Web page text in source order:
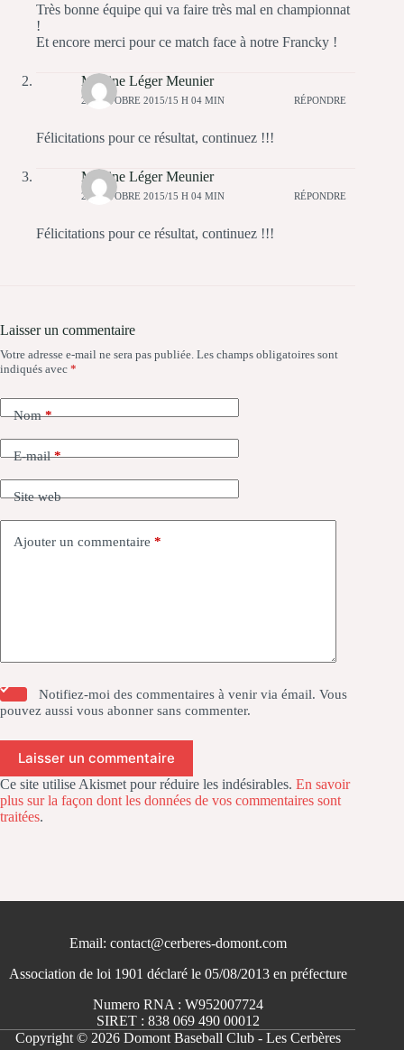
Très bonne équipe qui va faire très mal en championnat
!
Et encore merci pour ce match face à notre Francky !
Martine Léger Meunier
20 OCTOBRE 2015/15 H 04 MIN RÉPONDRE
Félicitations pour ce résultat, continuez !!!
Martine Léger Meunier
20 OCTOBRE 2015/15 H 04 MIN RÉPONDRE
Félicitations pour ce résultat, continuez !!!
Laisser un commentaire
Votre adresse e-mail ne sera pas publiée. Les champs obligatoires sont
indiqués avec *
Nom*
E-mail*
Site web
Ajouter un commentaire *
Notifiez-moi des commentaires à venir via émail. Vous
pouvez aussi vous abonner sans commenter.
Laisser un commentaire
Ce site utilise Akismet pour réduire les indésirables. En savoir
plus sur la façon dont les données de vos commentaires sont
traitées.
Email: contact@cerberes-domont.com
Association de loi 1901 déclaré le 05/08/2013 en préfecture
Numero RNA : W952007724
SIRET : 838 069 490 00012
Copyright © 2026 Domont Baseball Club - Les Cerbères